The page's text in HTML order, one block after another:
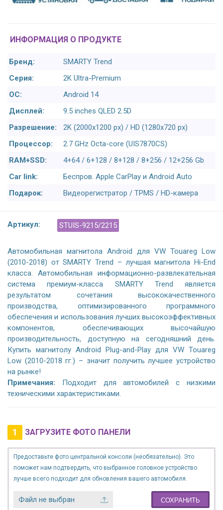
ИНФОРМАЦИЯ О ПРОДУКТЕ
Бренд:
SMARTY Trend
Серия:
2K Ultra-Premium
ОС:
Android 14
Дисплей:
9.5 inches QLED 2.5D
Разрешение:
2K (2000x1200 px) / HD (1280x720 px)
Процессор:
2.7 GHz Octa-core (UIS7870CS)
RAM+SSD:
4+64 / 6+128 / 8+128 / 8+256 / 12+256 Gb
Car link:
Беспров. Apple CarPlay и Android Auto
Подарок:
Видеорегистратор / TPMS / HD-камера
Артикул: STUIS-9215/2215
Автомобильная магнитола Android для VW Touareg Low
(2010-2018) от SMARTY Trend – лучшая магнитола Hi-End
класса. Автомобильная информационно-развлекательная
система премиум-класса SMARTY Trend является
результатом сочетания высококачественного
производства, оптимизированного программного
обеспечения и использования лучших высокоэффективных
компонентов, обеспечивающих высочайшую
производительность, доступную на сегодняшний день.
Купить магнитолу Android Plug-and-Play для VW Touareg
Low (2010-2018 гг.) – значит получить лучшее устройство
на рынке!
Примечания: Подходит для автомобилей с низкими
техническими характеристиками.
1 ЗАГРУЗИТЕ ФОТО ПАНЕЛИ
Предоставьте фото центральной консоли (необязательно). Это
поможет нам подтвердить, что выбранное головное устройство
лучше всего подходит для обновления вашего автомобиля.
Файл не выбран СОХРАНИТЬ